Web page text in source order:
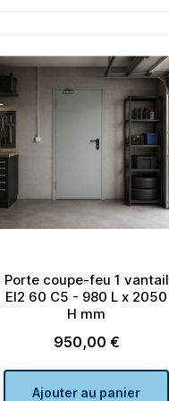
Porte coupe-feu 1 vantail
EI2 60 C5 - 1080 L x 2050
H mm
À partir de